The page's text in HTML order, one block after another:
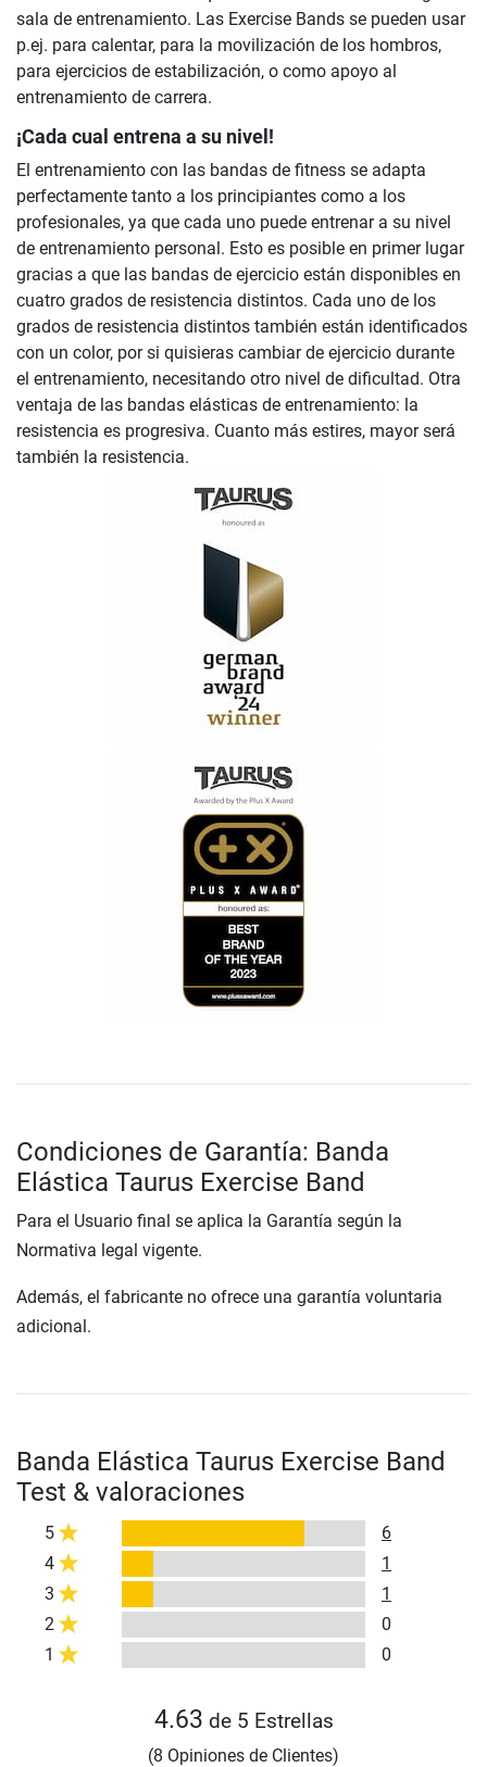
sala de entrenamiento. Las Exercise Bands se pueden usar
p.ej. para calentar, para la movilización de los hombros,
para ejercicios de estabilización, o como apoyo al
entrenamiento de carrera.
¡Cada cual entrena a su nivel!
El entrenamiento con las bandas de fitness se adapta
perfectamente tanto a los principiantes como a los
profesionales, ya que cada uno puede entrenar a su nivel
de entrenamiento personal. Esto es posible en primer lugar
gracias a que las bandas de ejercicio están disponibles en
cuatro grados de resistencia distintos. Cada uno de los
grados de resistencia distintos también están identificados
con un color, por si quisieras cambiar de ejercicio durante
el entrenamiento, necesitando otro nivel de dificultad. Otra
ventaja de las bandas elásticas de entrenamiento: la
resistencia es progresiva. Cuanto más estires, mayor será
también la resistencia.
Condiciones de Garantía: Banda
Elástica Taurus Exercise Band
Para el Usuario final se aplica la Garantía según la
Normativa legal vigente.
Además, el fabricante no ofrece una garantía voluntaria
adicional.
Banda Elástica Taurus Exercise Band
Test & valoraciones
5
6
4
1
3
1
2
0
1
0
4.63 de 5 Estrellas
(8 Opiniones de Clientes)